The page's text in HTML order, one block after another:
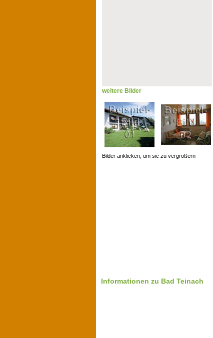
weitere Bilder
Bilder anklicken, um sie zu vergrößern
Informationen zu Bad Teinach